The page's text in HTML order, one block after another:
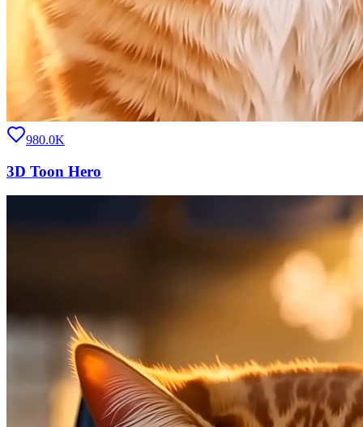
980.0K
3D Toon Hero